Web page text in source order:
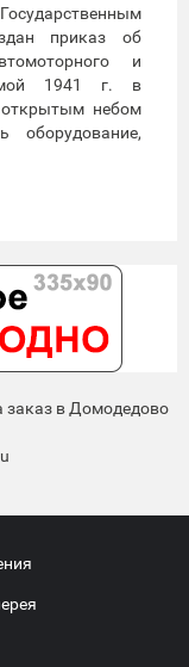
приказ об
и
1941 г. в
открытым небом
оборудование,
заказ в Домодедово